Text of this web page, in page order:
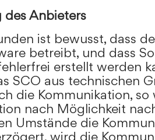
Anbieters
ist bewusst, dass
betreibt, und dass
erstellt werden
SCO aus technischen
die Kommunikation, so
nach Möglichkeit
Umstände die
wird die